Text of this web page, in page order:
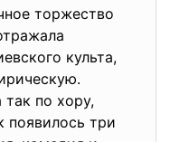
торжество
культа,
так по хору,
появилось три